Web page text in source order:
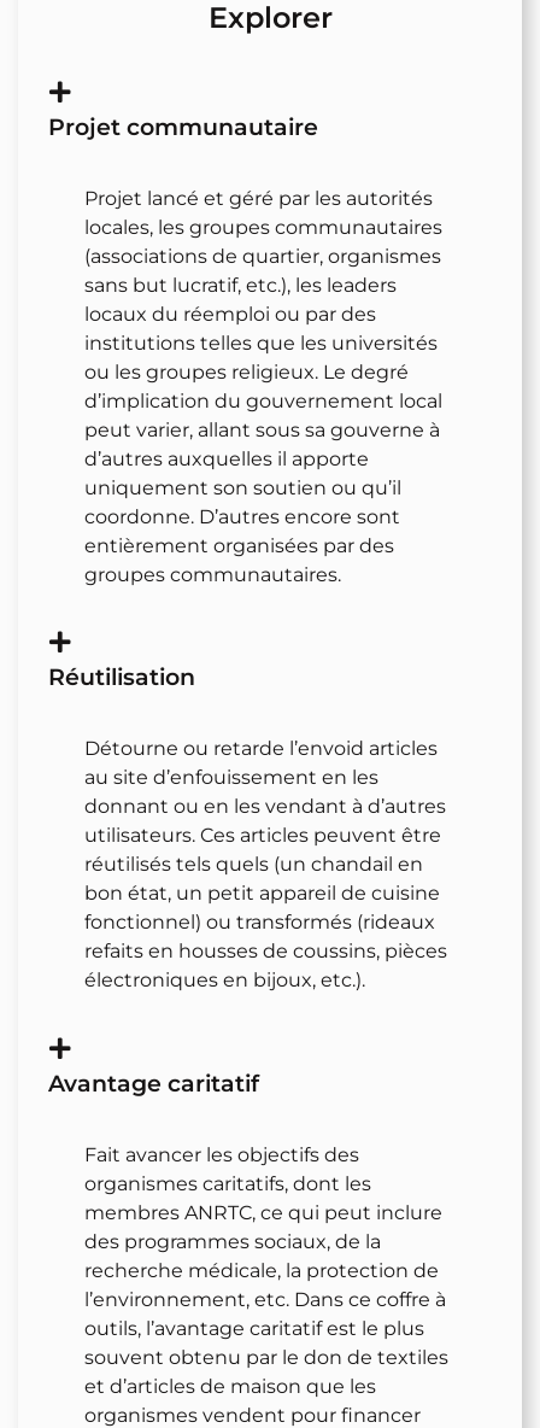
Explorer
Projet communautaire
Projet lancé et géré par les autorités
locales, les groupes communautaires
(associations de quartier, organismes
sans but lucratif, etc.), les leaders
locaux du réemploi ou par des
institutions telles que les universités
ou les groupes religieux. Le degré
d’implication du gouvernement local
peut varier, allant sous sa gouverne à
d’autres auxquelles il apporte
uniquement son soutien ou qu’il
coordonne. D’autres encore sont
entièrement organisées par des
groupes communautaires.
Réutilisation
Détourne ou retarde l’envoid articles
au site d’enfouissement en les
donnant ou en les vendant à d’autres
utilisateurs. Ces articles peuvent être
réutilisés tels quels (un chandail en
bon état, un petit appareil de cuisine
fonctionnel) ou transformés (rideaux
refaits en housses de coussins, pièces
électroniques en bijoux, etc.).
Avantage caritatif
Fait avancer les objectifs des
organismes caritatifs, dont les
membres ANRTC, ce qui peut inclure
des programmes sociaux, de la
recherche médicale, la protection de
l’environnement, etc. Dans ce coffre à
outils, l’avantage caritatif est le plus
souvent obtenu par le don de textiles
et d’articles de maison que les
organismes vendent pour financer